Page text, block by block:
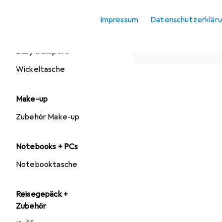
Impressum
Babytransport
Wickeltasche
Make-up
Zubehör Make-up
Notebooks + PCs
Notebooktasche
Reisegepäck +
Zubehör